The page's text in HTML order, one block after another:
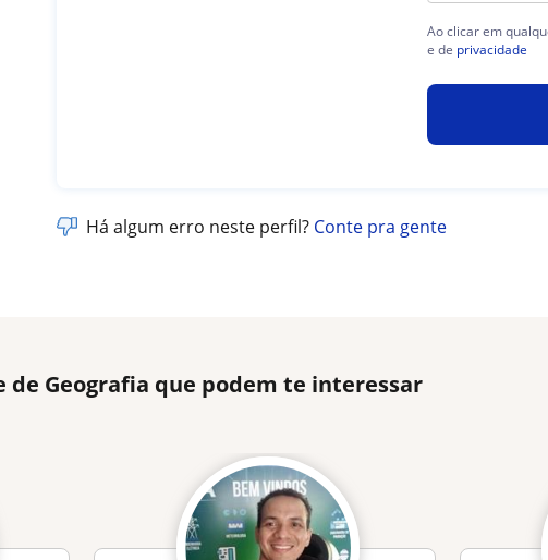
Ao clicar em
e de privacidade
Há algum erro neste perfil? Conte pra gente
de Geografia que podem te interessar